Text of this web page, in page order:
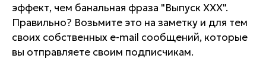
эффект, чем банальная фраза "Выпуск XXX".
Правильно? Возьмите это на заметку и для тем
своих собственных e-mail сообщений, которые
вы отправляете своим подписчикам.